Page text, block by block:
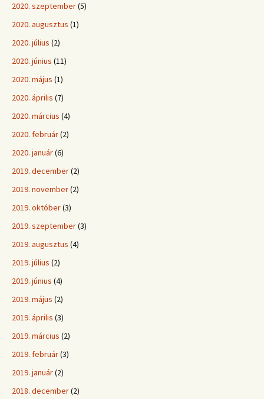
2020. szeptember(5)
2020. augusztus (1)
2020. július (2)
2020. június (11)
2020. május (1)
2020. április (7)
2020. március (4)
2020. február(2)
2020. január(6)
2019. december(2)
2019. november(2)
2019. október(3)
2019. szeptember(3)
2019. augusztus (4)
2019. július (2)
2019. június (4)
2019. május (2)
2019. április (3)
2019. március (2)
2019. február(3)
2019. január(2)
2018. december(2)